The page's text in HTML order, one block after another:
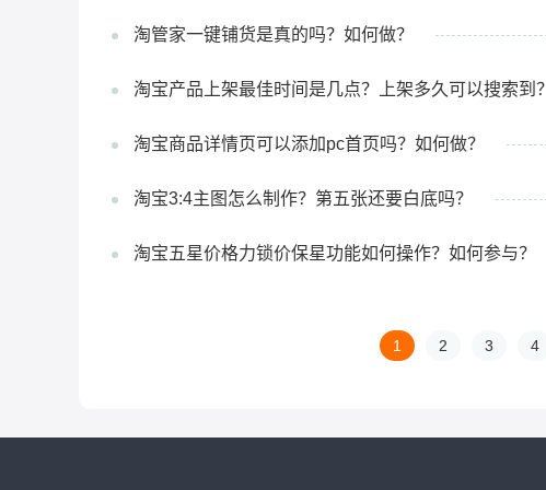
淘管家一键铺货是真的吗？如何做？
淘宝产品上架最佳时间是几点？上架多久可以搜索到？
淘宝商品详情页可以添加pc首页吗？如何做？
淘宝3:4主图怎么制作？第五张还要白底吗？
淘宝五星价格力锁价保星功能如何操作？如何参与？
1 2 3 4